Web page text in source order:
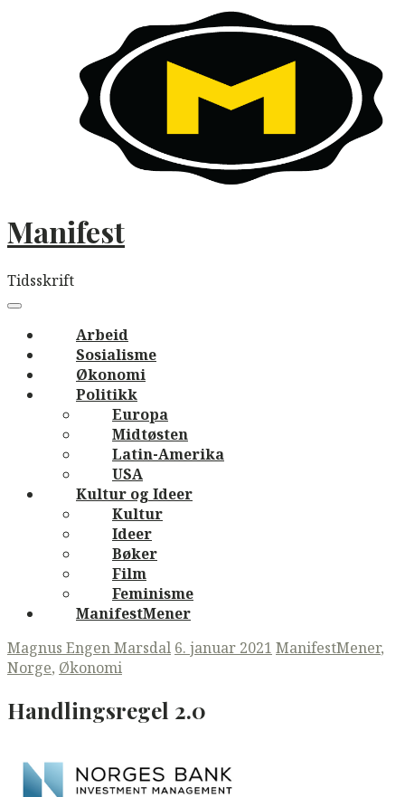
Manifest
Tidsskrift
navigation
Menu
Arbeid
Sosialisme
Økonomi
Politikk
Europa
Midtøsten
Latin-Amerika
USA
Kultur og Ideer
Kultur
Ideer
Bøker
Film
Feminisme
ManifestMener
Magnus Engen Marsdal 6. januar 2021 ManifestMener,
Norge, Økonomi
Handlingsregel 2.0